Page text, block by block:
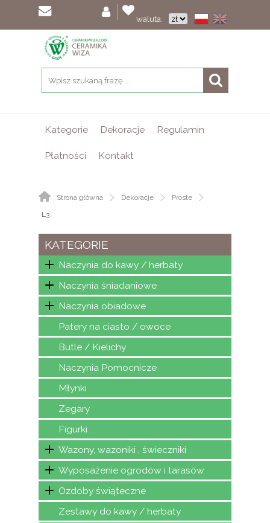
waluta:
Kategorie Dekoracje Regulamin
Płatności Kontakt
Strona główna Dekoracje
Proste
L3
KATEGORIE
Naczynia do kawy / herbaty
Naczynia śniadaniowe
Naczynia obiadowe
Patery na ciasto / owoce
Butle / Kielichy
Naczynia Pomocnicze
Młynki
Zegary
Figurki
Wazony, wazoniki , świeczniki
Wyposażenie ogrodów i tarasów
Ozdoby świąteczne
Zestawy do kawy / herbaty